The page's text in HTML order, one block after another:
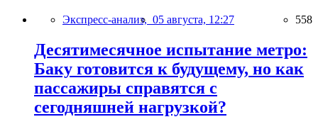
Экспресс-анализ, 05 августа, 12:27 558
Десятимесячное испытание метро:
Баку готовится к будущему, но как
пассажиры справятся с
сегодняшней нагрузкой?